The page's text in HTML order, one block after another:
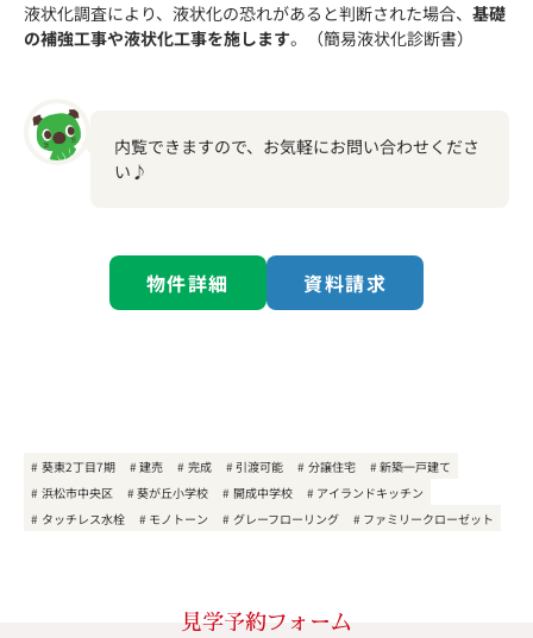
液状化調査により、液状化の恐れがあると判断された場合、 基礎
の補強工事や液状化工事を施します。（簡易液状化診断書）
内覧できますので、お気軽にお問い合わせくださ
い♪
物件詳細 資料請求
葵東2丁目7期 建売 完成 引渡可能 分譲住宅
新築一戸建て
浜松市中央区
葵が丘小学校 開成中学校
アイランドキッチン
タッチレス水栓
モノトーン グレーフローリング ファミリークローゼット
見学予約フォーム